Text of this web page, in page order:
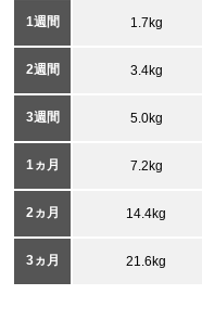
1週間 1.7kg
2週間 3.4kg
3週間 5.0kg
1ヵ月 7.2kg
2ヵ月 14.4kg
3ヵ月 21.6kg